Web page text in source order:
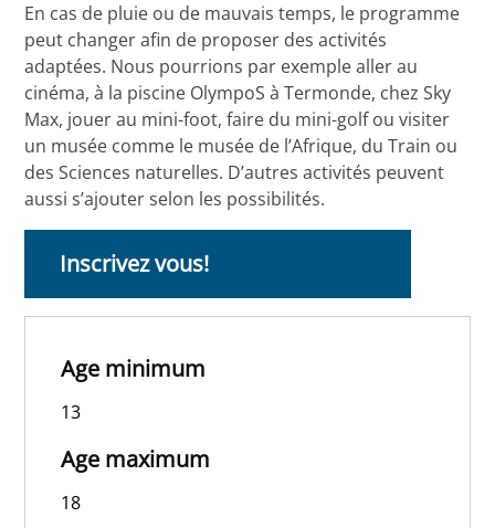
En cas de pluie ou de mauvais temps, le programme
peut changer afin de proposer des activités
adaptées. Nous pourrions par exemple aller au
cinéma, à la piscine OlympoS à Termonde, chez Sky
Max, jouer au mini-foot, faire du mini-golf ou visiter
un musée comme le musée de l’Afrique, du Train ou
des Sciences naturelles. D’autres activités peuvent
aussi s’ajouter selon les possibilités.
Inscrivez vous!
Age minimum
13
Age maximum
18